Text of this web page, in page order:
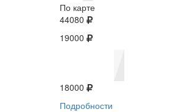
По карте
44080
19000
18000
Подробности